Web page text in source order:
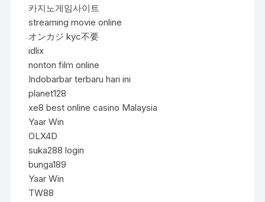
카지노게임사이트
streaming movie online
オンカジ kyc不要
idlix
nonton film online
Indobarbar terbaru hari ini
planet128
xe8 best online casino Malaysia
Yaar Win
OLX4D
suka288 login
bunga189
Yaar Win
TW88